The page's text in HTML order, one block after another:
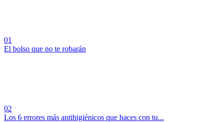
01
El bolso que no te robarán
02
Los 6 errores más antihigiénicos que haces con tu...